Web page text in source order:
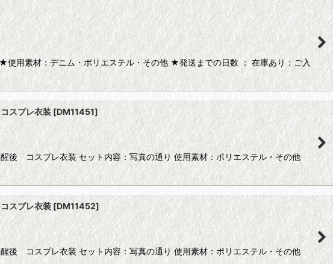
素材：デニム・ポリエステル・その他 ★発送までの日数 ： 在庫あり：ご入
スプレ衣装 [DM11451]
コスプレ衣装 セット内容：写真の通り 使用素材：ポリエステル・その他
スプレ衣装 [DM11452]
コスプレ衣装 セット内容：写真の通り 使用素材：ポリエステル・その他